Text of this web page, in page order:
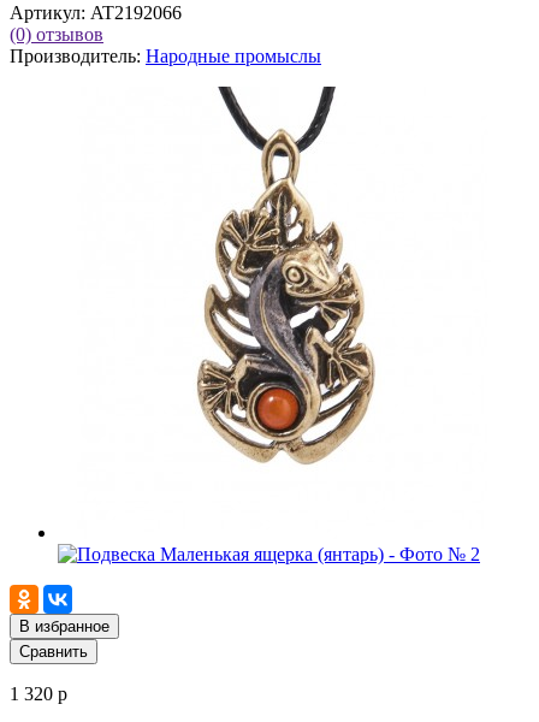
Артикул: AT2192066
(0) отзывов
Производитель: Народные промыслы
В избранное
Сравнить
1 320 р